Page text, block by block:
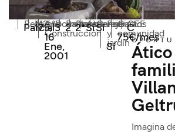
Reforma
Parcial
M2
175Año
Construcción
16
Ene,
2001
Dormitorios
3 Baños
2 Planta
2ªAscensor
SíGaraje
SíPiscina
y
jardín
Sí
Gastos
comunidad
75€/mes
CEE
C
Imagina